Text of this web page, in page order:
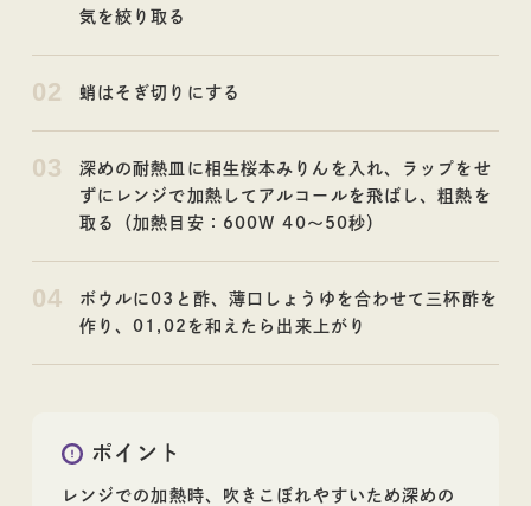
気を絞り取る
02 蛸はそぎ切りにする
03
深めの耐熱皿に相生桜本みりんを入れ、ラップをせ
ずにレンジで加熱してアルコールを飛ばし、粗熱を
取る（加熱目安：600W 40～50秒）
04
ボウルに03と酢、薄口しょうゆを合わせて三杯酢を
作り、01,02を和えたら出来上がり
ポイント
レンジでの加熱時、吹きこぼれやすいため深めの